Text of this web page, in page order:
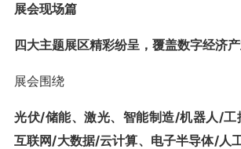
展会现场篇
四大主题展区精彩纷呈，覆盖数字经济
展会围绕
光伏/储能、激光、智能制造/机器人/
互联网/大数据/云计算、电子半导体/人